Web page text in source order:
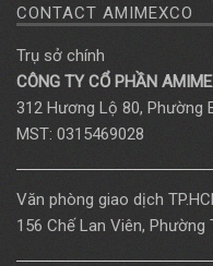
CONTACT AMIMEXCO
Trụ sở chính
CÔNG TY CỔ PHẦN
312 Hương Lộ 80, Phường
MST: 0315469028
Văn phòng giao dịch
156 Chế Lan Viên, Phường